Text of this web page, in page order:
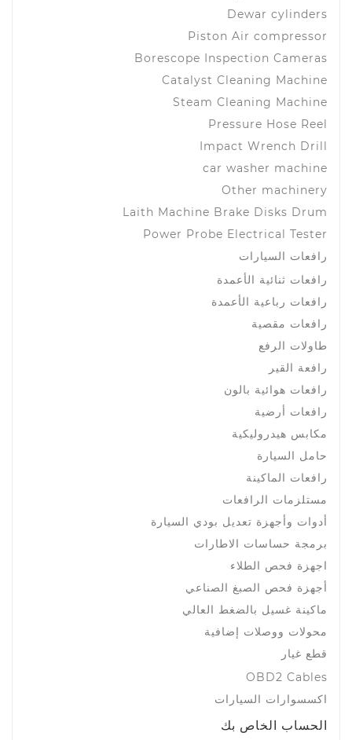
Dewar cylinders
Piston Air compressor
Borescope Inspection Cameras
Catalyst Cleaning Machine
Steam Cleaning Machine
Pressure Hose Reel
Impact Wrench Drill
car washer machine
Other machinery
Laith Machine Brake Disks Drum
Power Probe Electrical Tester
رافعات السيارات
رافعات ثنائية الأعمدة
رافعات رباعية الأعمدة
رافعات مقصية
طاولات الرفع
رافعة القير
رافعات هوائية بالون
رافعات أرضية
مكابس هيدروليكية
حامل السيارة
رافعات الماكينة
مستلزمات الرافعات
أدوات وأجهزة تعديل بودي السيارة
برمجة حساسات الاطارات
اجهزة فحص الطلاء
أجهزة فحص الصبغ الصناعي
ماكينة غسيل بالضغط العالي
محولات ووصلات إضافية
قطع غيار
OBD2 Cables
اكسسوارات السيارات
الحساب الخاص بك